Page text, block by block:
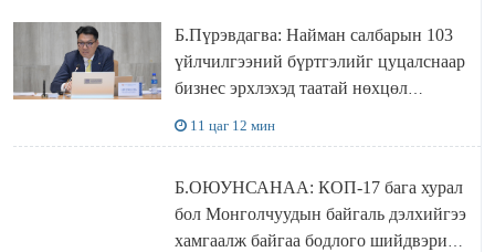
Б.Пүрэвдагва: Найман салбарын 103
үйлчилгээний бүртгэлийг цуцалснаар
бизнес эрхлэхэд таатай нөхцөл
бүрдэнэ
11 цаг 12 мин
Б.ОЮУНСАНАА: КОП-17 бага хурал
бол Монголчуудын байгаль дэлхийгээ
хамгаалж байгаа бодлого шийдвэрийг